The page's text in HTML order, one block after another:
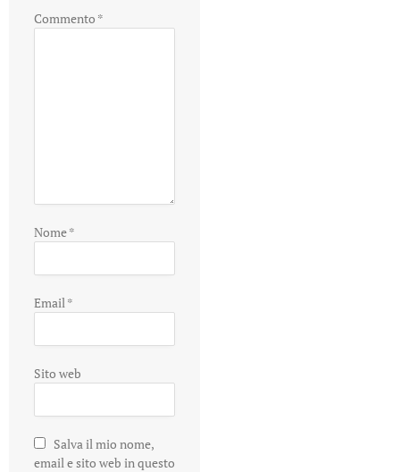
Commento *
Nome*
Email*
Sito web
Salva il mio nome,
email e sito web in questo